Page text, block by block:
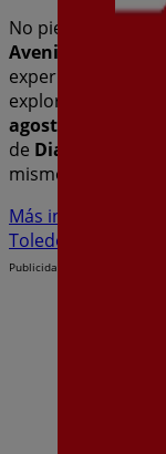
No pierdas la
Avenida De
experiencia de
explorar las
agosto
y
de Dia
mismo!
Más información
Toledo
Publicidad